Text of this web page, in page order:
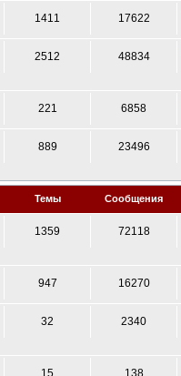
1411 17622
2512 48834
221 6858
889 23496
Темы Сообщения
1359 72118
947 16270
32 2340
15 138